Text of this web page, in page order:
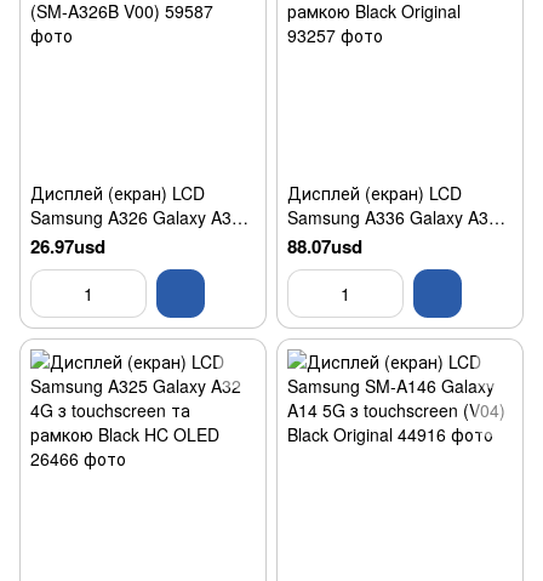
Дисплей (екран) LCD
Samsung A326 Galaxy A32
5G з touchscreen Original
(SM-A326B V00)
26.97usd
Дисплей (екран) LCD
Samsung A336 Galaxy A33
5G з touchscreen та
рамкою Black Original
88.07usd